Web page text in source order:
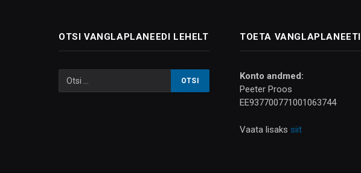
OTSI VANGLAPLANEEDI LEHELT TOETA VANGLAPLANEETI
Konto andmed:
Peeter Proos
EE937700771001063744
Vaata lisaks siit